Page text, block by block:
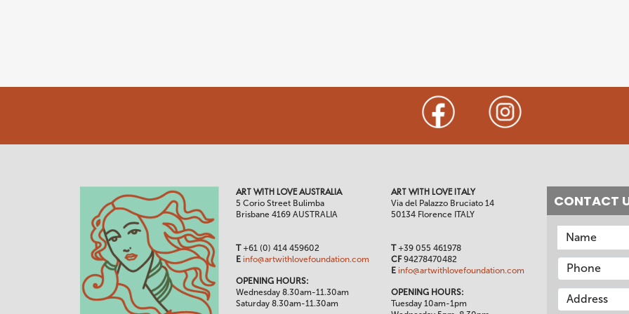
ART WITH LOVE AUSTRALIA
5 Corio Street Bulimba
Brisbane 4169 AUSTRALIA
T+61 (0) 414 459602
E info@artwithlovefoundation.com
OPENING HOURS:
Wednesday 8.30am-11.30am
Saturday 8.30am-11.30am
ART WITH LOVE ITALY
Via del Palazzo Bruciato 14
50134 Florence ITALY
T+39 055 461978
CF94278470482
E info@artwithlovefoundation.com
OPENING HOURS:
Tuesday 10am-1pm
CONTACT